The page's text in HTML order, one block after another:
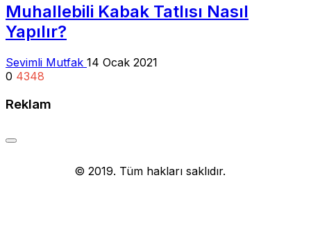
Muhallebili Kabak Tatlısı Nasıl
Yapılır?
Sevimli Mutfak 14 Ocak 2021
0 4348
Reklam
© 2019. Tüm hakları saklıdır.